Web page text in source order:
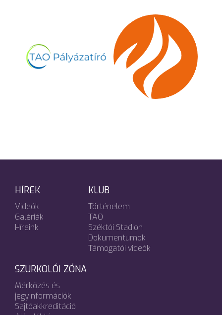
HÍREK
Videók
Galériák
Híreink
KLUB
Történelem
TAO
Széktói Stadion
Dokumentumok
Támogatói videók
SZURKOLÓI ZÓNA
Mérkőzés és
jegyinformációk
Sajtóakkreditáció